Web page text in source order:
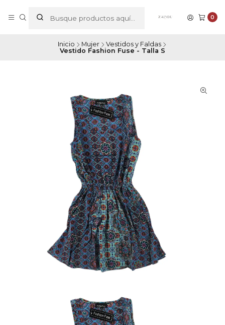
0
Inicio Mujer
Vestidos y Faldas
Vestido Fashion Fuse - Talla S